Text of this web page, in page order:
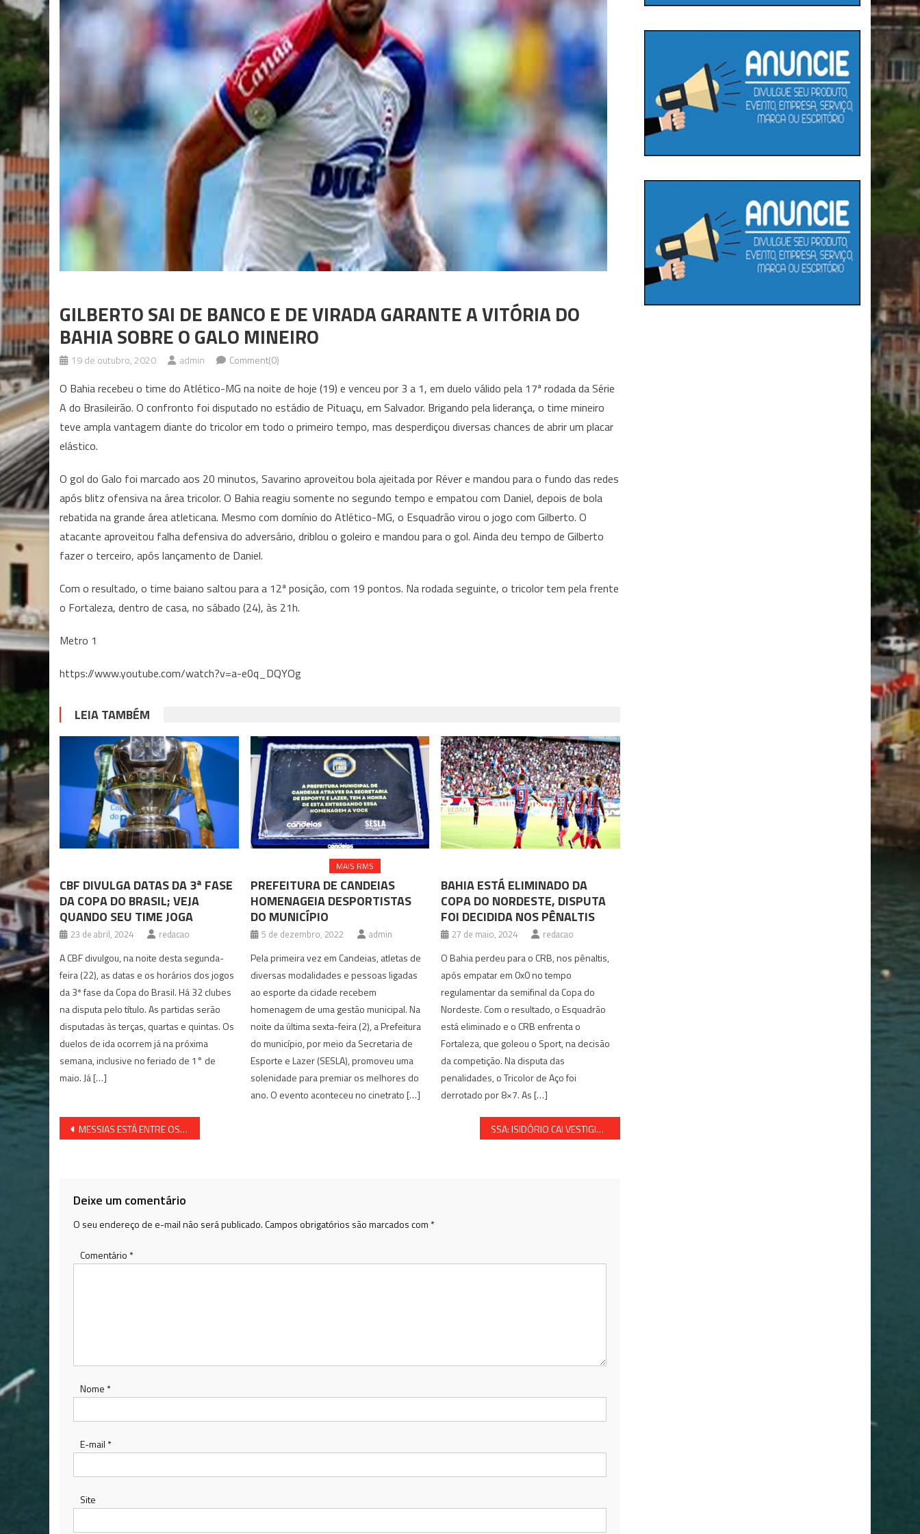
GILBERTO SAI DE BANCO E DE VIRADA GARANTE A VITÓRIA DO
BAHIA SOBRE O GALO MINEIRO
19 de outubro, 2020 admin Comment(0)
O Bahia recebeu o time do Atlético-MG na noite de hoje (19) e venceu por 3 a 1, em duelo válido pela 17ª rodada da Série
A do Brasileirão. O confronto foi disputado no estádio de Pituaçu, em Salvador. Brigando pela liderança, o time mineiro
teve ampla vantagem diante do tricolor em todo o primeiro tempo, mas desperdiçou diversas chances de abrir um placar
elástico.
O gol do Galo foi marcado aos 20 minutos, Savarino aproveitou bola ajeitada por Réver e mandou para o fundo das redes
após blitz ofensiva na área tricolor. O Bahia reagiu somente no segundo tempo e empatou com Daniel, depois de bola
rebatida na grande área atleticana. Mesmo com domínio do Atlético-MG, o Esquadrão virou o jogo com Gilberto. O
atacante aproveitou falha defensiva do adversário, driblou o goleiro e mandou para o gol. Ainda deu tempo de Gilberto
fazer o terceiro, após lançamento de Daniel.
Com o resultado, o time baiano saltou para a 12ª posição, com 19 pontos. Na rodada seguinte, o tricolor tem pela frente
o Fortaleza, dentro de casa, no sábado (24), às 21h.
Metro 1
https://www.youtube.com/watch?v=a-e0q_DQYOg
LEIA TAMBÉM
CBF DIVULGA DATAS DA 3ª FASE
DA COPA DO BRASIL; VEJA
QUANDO SEU TIME JOGA
23 de abril, 2024 redacao
A CBF divulgou, na noite desta segunda-
feira (22), as datas e os horários dos jogos
da 3ª fase da Copa do Brasil. Há 32 clubes
na disputa pelo título. As partidas serão
disputadas às terças, quartas e quintas. Os
duelos de ida ocorrem já na próxima
semana, inclusive no feriado de 1° de
maio. Já […]
MAIS RMS
PREFEITURA DE CANDEIAS
HOMENAGEIA DESPORTISTAS
DO MUNICÍPIO
5 de dezembro, 2022 admin
Pela primeira vez em Candeias, atletas de
diversas modalidades e pessoas ligadas
ao esporte da cidade recebem
homenagem de uma gestão municipal. Na
noite da última sexta-feira (2), a Prefeitura
do município, por meio da Secretaria de
Esporte e Lazer (SESLA), promoveu uma
solenidade para premiar os melhores do
ano. O evento aconteceu no cinetrato […]
BAHIA ESTÁ ELIMINADO DA
COPA DO NORDESTE, DISPUTA
FOI DECIDIDA NOS PÊNALTIS
27 de maio, 2024 redacao
O Bahia perdeu para o CRB, nos pênaltis,
após empatar em 0x0 no tempo
regulamentar da semifinal da Copa do
Nordeste. Com o resultado, o Esquadrão
está eliminado e o CRB enfrenta o
Fortaleza, que goleou o Sport, na decisão
da competição. Na disputa das
penalidades, o Tricolor de Aço foi
derrotado por 8×7. As […]
Navegação
MESSIAS ESTÁ ENTRE OS MAIS COTADOS PARA VEREADOR EM SÃO F. DO CONDE SSA: ISIDÓRIO CAI VESTIGINOSAMENTE NAS PESQUISAS
Deixe um comentário
O seu endereço de e-mail não será publicado.Campos obrigatórios são marcados com *
Comentário *
Nome *
E-mail *
Site